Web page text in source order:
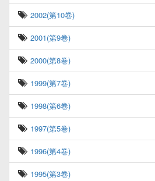
2002(第10卷)
2001(第9卷)
2000(第8卷)
1999(第7卷)
1998(第6卷)
1997(第5卷)
1996(第4卷)
1995(第3卷)